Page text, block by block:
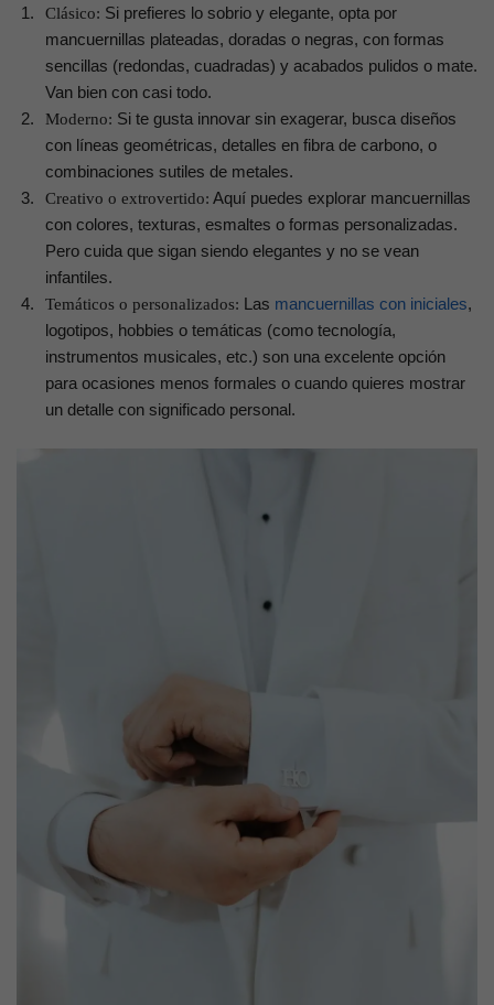
Clásico: Si prefieres lo sobrio y elegante, opta por
mancuernillas plateadas, doradas o negras, con formas
sencillas (redondas, cuadradas) y acabados pulidos o mate.
Van bien con casi todo.
Moderno: Si te gusta innovar sin exagerar, busca diseños
con líneas geométricas, detalles en fibra de carbono, o
combinaciones sutiles de metales.
Creativo o extrovertido: Aquí puedes explorar mancuernillas
con colores, texturas, esmaltes o formas personalizadas.
Pero cuida que sigan siendo elegantes y no se vean
infantiles.
Temáticos o personalizados: Las mancuernillas con iniciales,
logotipos, hobbies o temáticas (como tecnología,
instrumentos musicales, etc.) son una excelente opción
para ocasiones menos formales o cuando quieres mostrar
un detalle con significado personal.